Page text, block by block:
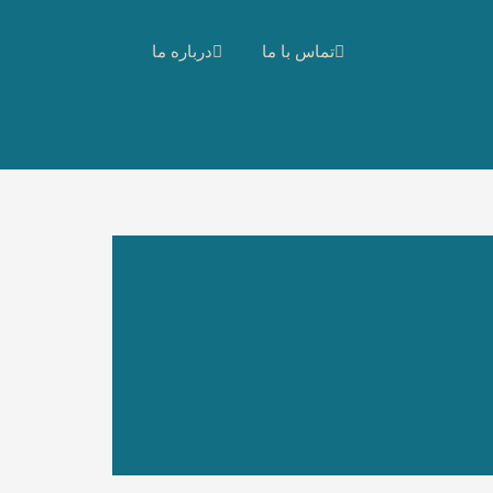
تماس با ما درباره ما